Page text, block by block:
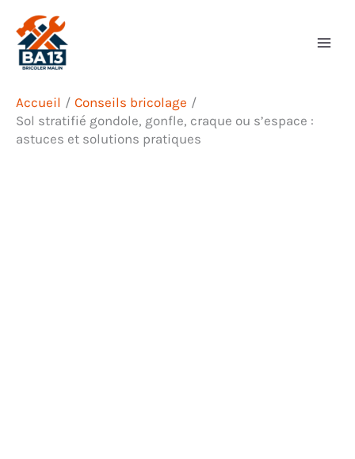
contenu
Accueil
Conseils bricolage
Sol stratifié gondole, gonfle, craque ou s’espace :
astuces et solutions pratiques
Rechercher